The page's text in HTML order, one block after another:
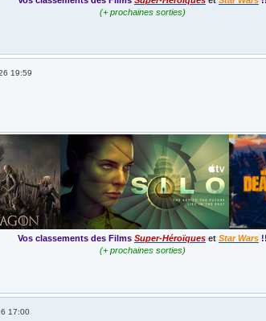
(+ prochaines sorties)
19:59
Vos classements des Films Super-Héroïques et Star Wars !!
(+ prochaines sorties)
17:00